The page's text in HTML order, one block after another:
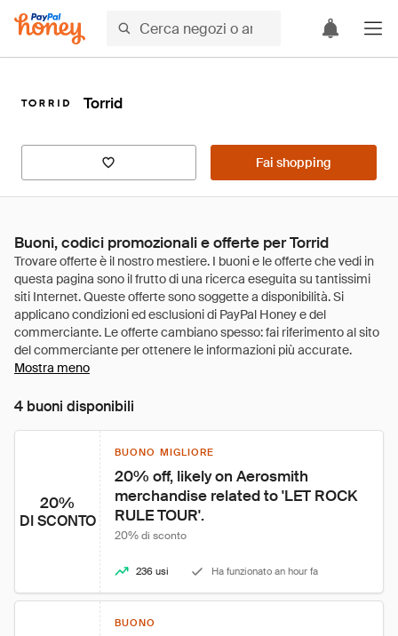
Torrid
Fai shopping
Buoni, codici promozionali e offerte per Torrid
Mostra meno
4 buoni disponibili
20%
DI SCONTO
BUONO MIGLIORE
20% off, likely on Aerosmith
merchandise related to 'LET ROCK
RULE TOUR'.
20% di sconto
236 usi Ha funzionato an hour fa
BUONO